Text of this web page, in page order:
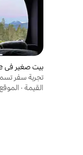
بيت صغير في Flekke
تجربة سفر
القيمة · الموقع